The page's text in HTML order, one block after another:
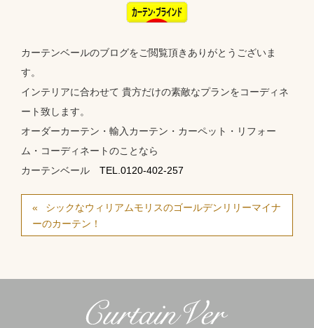
カーテンベールのブログをご閲覧頂きありがとうございま
す。
インテリアに合わせて 貴方だけの素敵なプランをコーディネ
ート致します。
オーダーカーテン・輸入カーテン・カーペット・リフォー
ム・コーディネートのことなら
カーテンベール TEL.0120-402-257
シックなウィリアムモリスのゴールデンリリーマイナ
ーのカーテン！